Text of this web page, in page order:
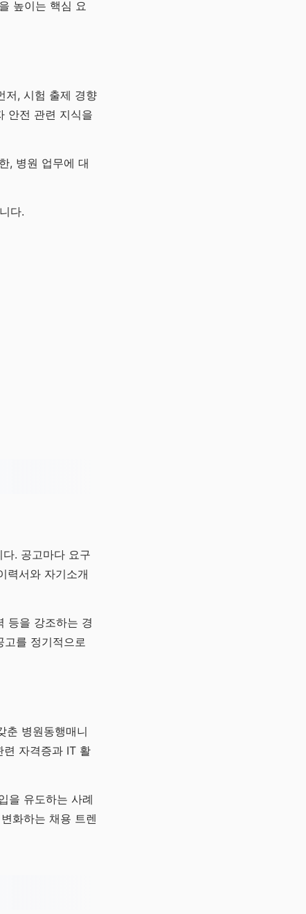
높이는 핵심 요
저, 시험 출제 경향
안전 관련 지식을
, 병원 업무에 대
다.
. 공고마다 요구
력서와 자기소개
등을 강조하는 경
고를 정기적으로
춘 병원동행매니
련 자격증과 IT 활
을 유도하는 사례
화하는 채용 트렌